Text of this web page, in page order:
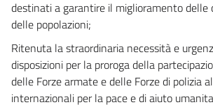
destinati a garantire il miglioramento delle
delle popolazioni;
Ritenuta la straordinaria necessità e
disposizioni per la proroga della
delle Forze armate e delle Forze di polizia
internazionali per la pace e di aiuto